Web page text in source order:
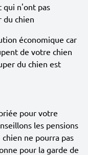
n'ont pas
du chien
économique car
de votre chien
du chien est
pour votre
les pensions
ne pourra pas
pour la garde de